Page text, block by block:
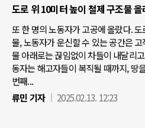
도로 위 10미터 높이 철제 구조물
또 한 명의 노동자가 고공에 올랐다.
물, 노동자가 운신할 수 있는 공간은
물 아래로는 끊임없이 차들이 내달리
동자는 해고자들이 복직될 때까지, 땅
번째...
류민 기자
2025.02.13. 12:23